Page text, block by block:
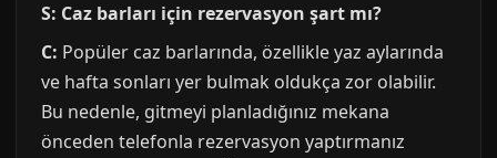
S: Caz barları için rezervasyon şart mı?
C: Popüler caz barlarında, özellikle yaz aylarında
ve hafta sonları yer bulmak oldukça zor olabilir.
Bu nedenle, gitmeyi planladığınız mekana
önceden telefonla rezervasyon yaptırmanız